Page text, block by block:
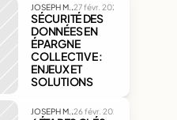
JOSEPH M. .27 févr. 2026
SÉCURITÉ DES
DONNÉES EN
ÉPARGNE
COLLECTIVE :
ENJEUX ET
SOLUTIONS
JOSEPH M. .26 févr. 2026